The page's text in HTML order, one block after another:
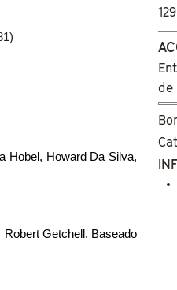
Hobel, Howard Da Silva,
Getchell. Baseado
de